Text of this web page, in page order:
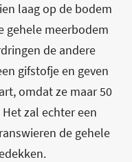
laag op de bodem
gehele meerbodem
de andere
gifstofje en geven
omdat ze maar 50
zal echter een
de gehele